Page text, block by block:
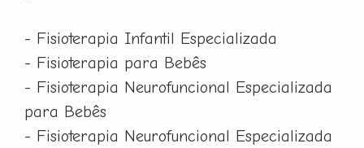
- Fisioterapia Infantil Especializada
- Fisioterapia para Bebês
- Fisioterapia Neurofuncional Especializada
para Bebês
- Fisioterapia Neurofuncional Especializada